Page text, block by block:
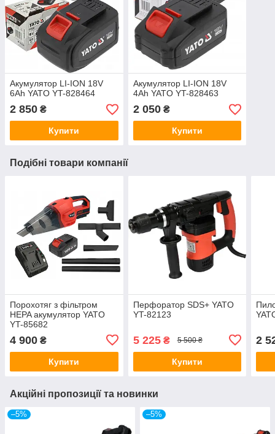
Акумулятор LI-ION 18V
6Ah YATO YT-828464
2 850 ₴
Купити
Акумулятор LI-ION 18V
4Ah YATO YT-828463
2 050₴
Купити
Подібні товари компанії
Порохотяг з фільтром
HEPA акумулятор YATO
YT-85682
4 900 ₴
Купити
Перфоратор SDS+ YATO
YT-82123
5 225₴ 5 500 ₴
Купити
2
Акційні пропозиції та новинки
–5% –5%